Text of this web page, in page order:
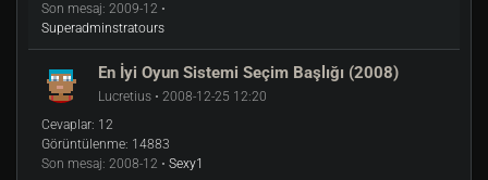
Son mesaj: 2009-12 •
Superadminstratours
En İyi Oyun Sistemi Seçim Başlığı (2008)
Lucretius • 2008-12-25 12:20
Cevaplar: 12
Görüntülenme: 14883
Son mesaj: 2008-12 • Sexy1